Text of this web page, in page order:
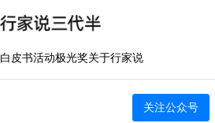
白皮书活动极光奖关于行家说
关注公众号